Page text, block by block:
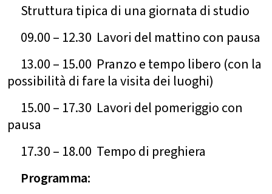
Struttura tipica di una giornata di studio
09.00 – 12.30 Lavori del mattino con pausa
13.00 – 15.00 Pranzo e tempo libero (con la
possibilità di fare la visita dei luoghi)
15.00 – 17.30 Lavori del pomeriggio con
pausa
17.30 – 18.00 Tempo di preghiera
Programma: